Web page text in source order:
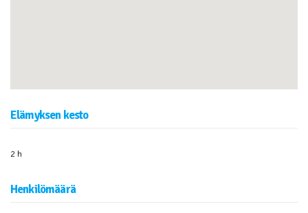
Elämyksen kesto
2 h
Henkilömäärä